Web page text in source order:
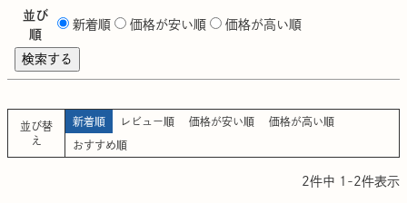
並び
順
新着順 価格が安い順 価格が高い順
検索する
並び替
え
新着順 レビュー順 価格が安い順 価格が高い順
おすすめ順
2件中 1 -2件表示